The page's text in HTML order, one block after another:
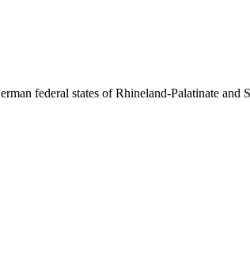
federal states of Rhineland-Palatinate and